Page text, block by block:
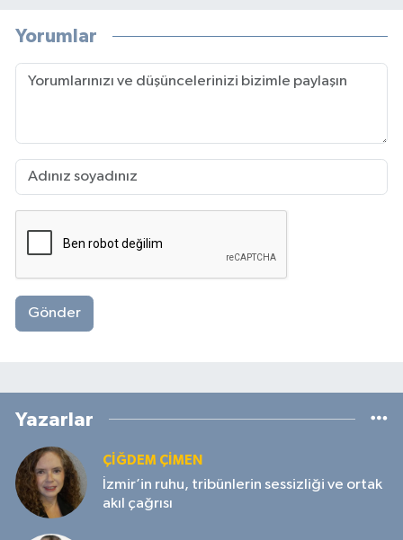
Yorumlar
Gönder
Yazarlar
ÇIĞDEM ÇIMEN
İzmir’in ruhu, tribünlerin sessizliği ve ortak
akıl çağrısı